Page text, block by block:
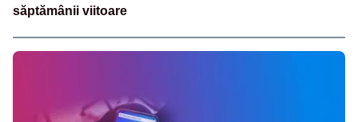
săptămânii viitoare